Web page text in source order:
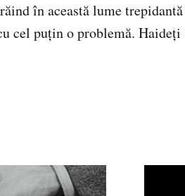
în această lume
cel puțin o problemă. Haideți